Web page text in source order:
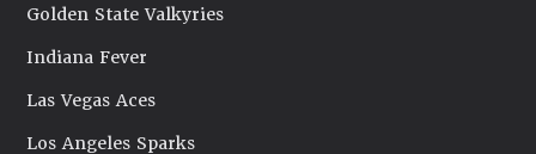
Golden State Valkyries
Indiana Fever
Las Vegas Aces
Los Angeles Sparks